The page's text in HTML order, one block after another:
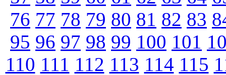
76 77 78 79 80 81 82 83
95 96 97 98 99 100 101
110 111 112 113 114 115